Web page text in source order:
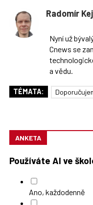
Radomír
Nyní už
Cnews se
a vědu.
TÉMATA:
ANKETA
Používáte AI ve
Ano, každodenně